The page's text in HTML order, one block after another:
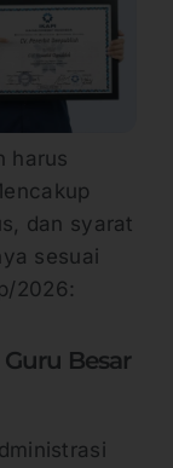
harus
dan syarat
sesuai
2026:
Besar